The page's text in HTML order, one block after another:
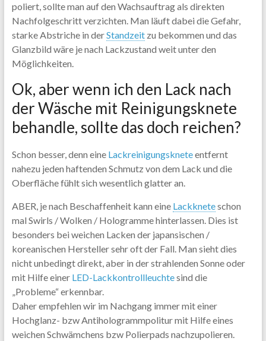
poliert, sollte man auf den Wachsauftrag als direkten
Nachfolgeschritt verzichten. Man läuft dabei die Gefahr,
starke Abstriche in derStandzeitzu bekommen und das
Glanzbild wäre je nach Lackzustand weit unter den
Möglichkeiten.
Ok, aber wenn ich den Lack nach
der Wäsche mit Reinigungsknete
behandle, sollte das doch reichen?
Schon besser, denn eine Lackreinigungskneteentfernt
nahezu jeden haftenden Schmutz von dem Lack und die
Oberfläche fühlt sich wesentlich glatter an.
ABER, je nach Beschaffenheit kann eine Lackkneteschon
mal Swirls / Wolken / Hologramme hinterlassen. Dies ist
besonders bei weichen Lacken der japansischen /
koreanischen Hersteller sehr oft der Fall. Man sieht dies
nicht unbedingt direkt, aber in der strahlenden Sonne oder
mit Hilfe einer LED-Lackkontrollleuchtesind die
„Probleme“ erkennbar.
Daher empfehlen wir im Nachgang immer mit einer
Hochglanz- bzw Antihologrammpolitur mit Hilfe eines
weichen Schwämchens bzw Polierpads nachzupolieren.